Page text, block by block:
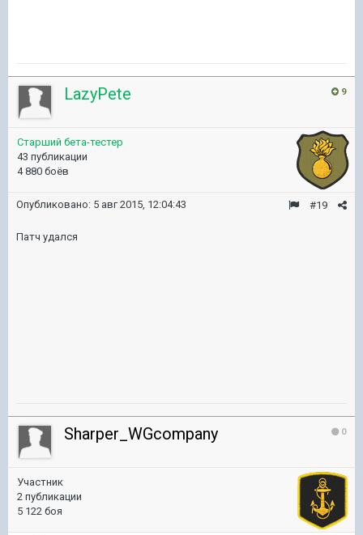
9
LazyPete
Старший бета-тестер
43 публикации
4 880 боёв
#19
Опубликовано: 5 авг 2015, 12:04:43
Патч удался
0
Sharper_WGcompany
Участник
2 публикации
5 122 боя